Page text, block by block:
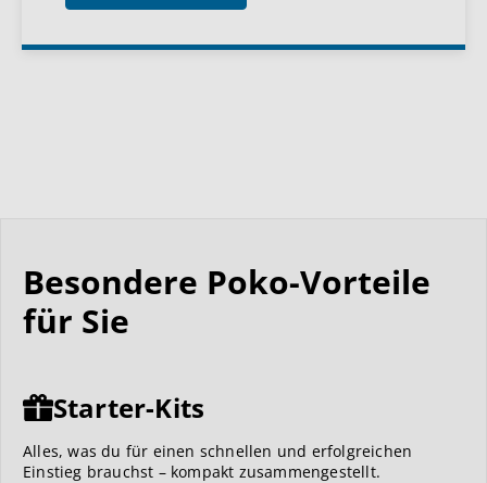
Besondere Poko-Vorteile
für Sie
Starter-Kits
Alles, was du für einen schnellen und erfolgreichen
Einstieg brauchst – kompakt zusammengestellt.